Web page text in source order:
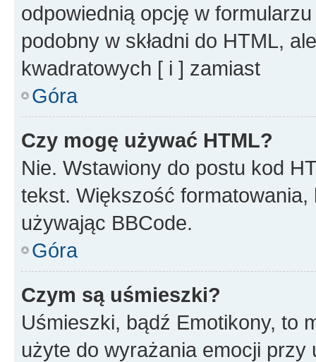
odpowiednią opcję w
podobny w składni do HTML,
kwadratowych [ i ] zamiast
Góra
Czy mogę używać HTML?
Nie. Wstawiony do postu kod
tekst. Większość
używając BBCode.
Góra
Czym są uśmieszki?
Uśmieszki, bądź Emotikony, to
użyte do wyrażania emocji